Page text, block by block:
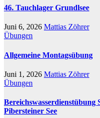
46. Tauchlager Grundlsee
Juni 6, 2026 Mattias Zöhrer
Übungen
Allgemeine Montagsübung
Juni 1, 2026 Mattias Zöhrer
Übungen
Bereichswasserdienstübung
Pibersteiner See